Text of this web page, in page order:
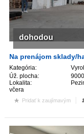
Kategória:
Úž. plocha:
Lokalita:
včera
dohodou
Pridať k zaujímavým